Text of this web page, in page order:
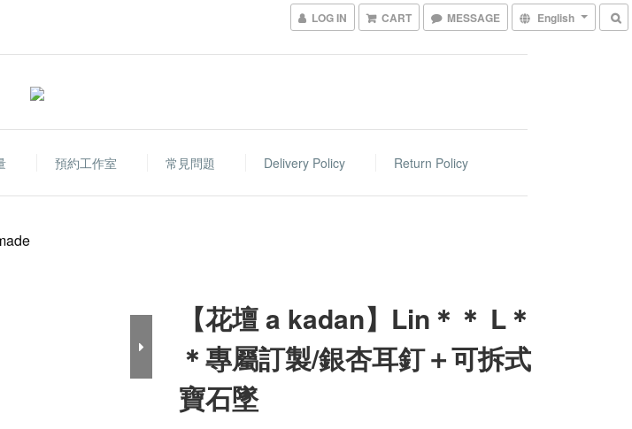
LOG IN CART MESSAGE English
預約工作室 常見問題 Delivery Policy Return Policy
【花壇 a kadan】Lin＊＊ L＊
＊專屬訂製/銀杏耳釘＋可拆式
寶石墜